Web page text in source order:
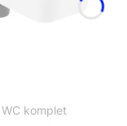
komplet